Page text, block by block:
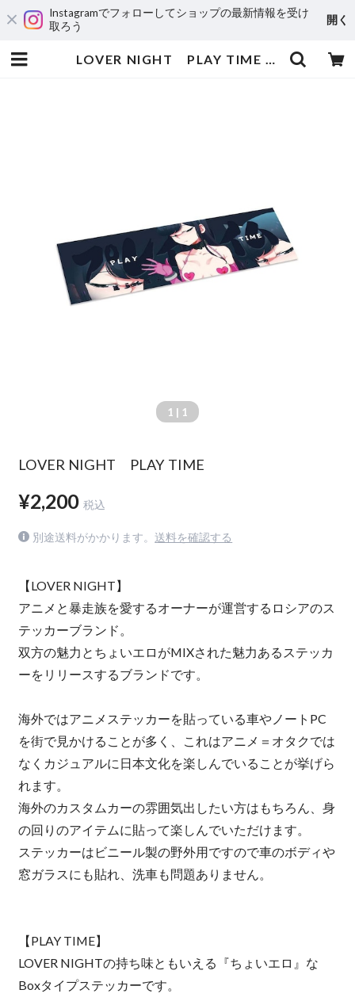
Instagramでフォローしてショップの最新情報を受け
取ろう
開く
LOVER NIGHT PLAY TIME | 輸入アニメステッカー専門店 SUNSET Stickers Store
1 | 1
LOVER NIGHT PLAY TIME
¥2,200 税込
別途送料がかかります。 送料を確認する
【LOVER NIGHT】
アニメと暴走族を愛するオーナーが運営するロシアのス
テッカーブランド。
双方の魅力とちょいエロがMIXされた魅力あるステッカ
ーをリリースするブランドです。
海外ではアニメステッカーを貼っている車やノートPC
を街で見かけることが多く、これはアニメ＝オタクでは
なくカジュアルに日本文化を楽しんでいることが挙げら
れます。
海外のカスタムカーの雰囲気出したい方はもちろん、身
の回りのアイテムに貼って楽しんでいただけます。
ステッカーはビニール製の野外用ですので車のボディや
窓ガラスにも貼れ、洗車も問題ありません。
【PLAY TIME】
LOVER NIGHTの持ち味ともいえる『ちょいエロ』な
Boxタイプステッカーです。